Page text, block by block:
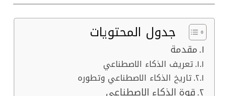
جدول المحتويات
مقدمة
تعريف الذكاء الاصطناعي
تاريخ الذكاء الاصطناعي وتطوره
قوة الذكاء الاصطناعي